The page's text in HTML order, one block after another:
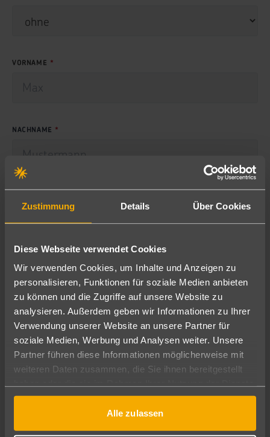
Zustimmung Details Über Cookies
Diese Webseite verwendet Cookies
Wir verwenden Cookies, um Inhalte und Anzeigen zu
personalisieren, Funktionen für soziale Medien anbieten
zu können und die Zugriffe auf unsere Website zu
analysieren. Außerdem geben wir Informationen zu Ihrer
Verwendung unserer Website an unsere Partner für
soziale Medien, Werbung und Analysen weiter. Unsere
Partner führen diese Informationen möglicherweise mit
weiteren Daten zusammen, die Sie ihnen bereitgestellt
gesammelt haben.
Alle zulassen
VORNAME
NACHNAME
E-MAIL
TELEFON
STRASSE